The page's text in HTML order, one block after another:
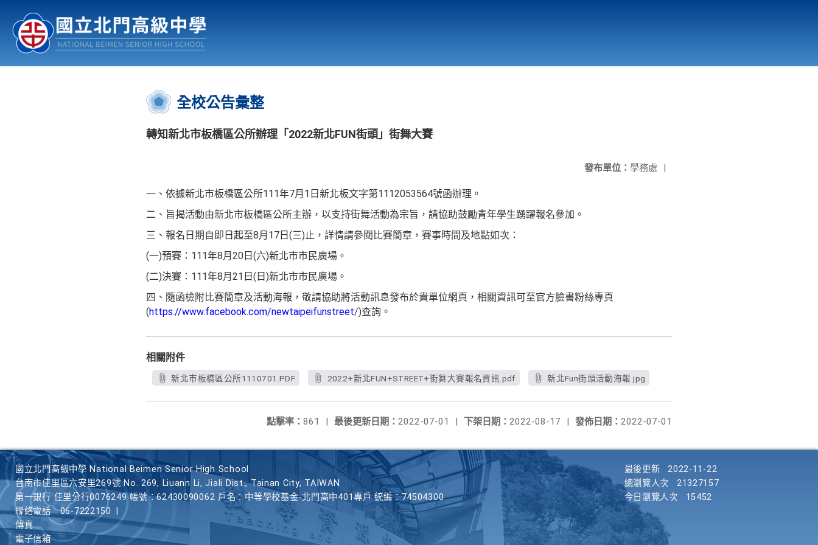
認識北中 行事曆
:::
全校公告彙整
轉知新北市板橋區公所辦理「2022新北FUN街頭」街舞大賽
發布單位： 學務處 |
一、依據新北市板橋區公所111年7月1日新北板文字第1112053564號函辦理。
二、旨揭活動由新北市板橋區公所主辦，以支持街舞活動為宗旨，請協助鼓勵青年學生踴躍報名參加。
三、報名日期自即日起至8月17日(三)止，詳情請參閱比賽簡章，賽事時間及地點如次：
(一)預賽：111年8月20日(六)新北市市民廣場。
(二)決賽：111年8月21日(日)新北市市民廣場。
四、隨函檢附比賽簡章及活動海報，敬請協助將活動訊息發布於貴單位網頁，相關資訊可至官方臉書粉絲專頁
(https://www.facebook.com/newtaipeifunstreet/)查詢。
相關附件
新北市板橋區公所1110701.PDF 2022+新北FUN+STREET+街舞大賽報名資訊.pdf 新北Fun街頭活動海報.jpg
發佈日期： 2022-07-01
下架日期： 2022-08-17 |
最後更新日期： 2022-07-01 |
點擊率： 861 |
國立北門高級中學 National Beimen Senior High School
台南市佳里區六安里269號 No. 269, Liuann Li, Jiali Dist., Tainan City, TAIWAN
第一銀行 佳里分行0076249 帳號：62430090062 戶名：中等學校基金-北門高中401專戶 統編：74504300
聯絡電話
06-7222150
傳真
電子信箱
最後更新
2022-11-22
總瀏覽人次
21327157
今日瀏覽人次
15452